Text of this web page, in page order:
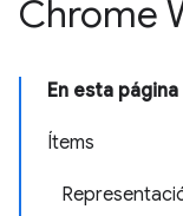
Chrome
En esta página
Ítems